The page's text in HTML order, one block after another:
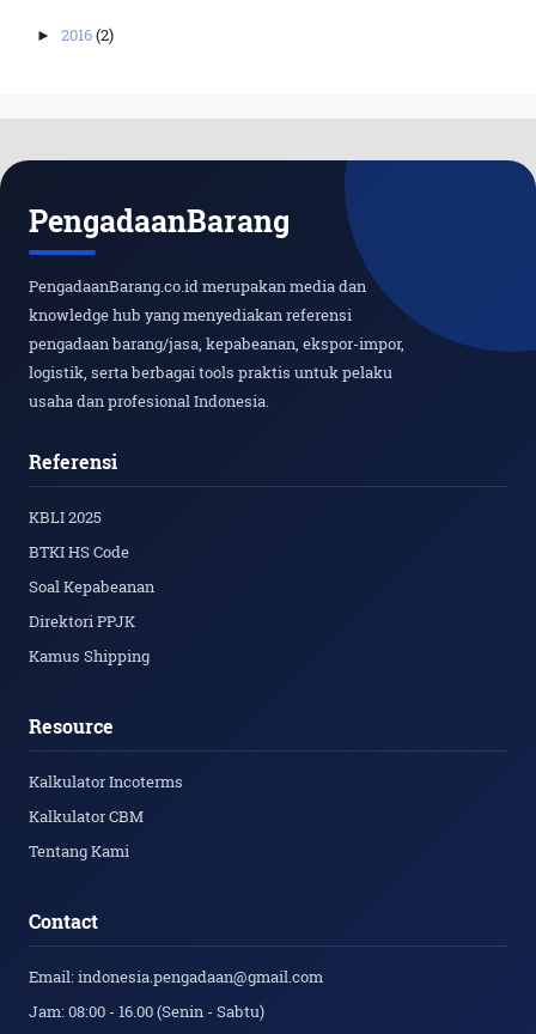
► 2016(2)
PengadaanBarang
PengadaanBarang.co.id merupakan media dan
knowledge hub yang menyediakan referensi
pengadaan barang/jasa, kepabeanan, ekspor-impor,
logistik, serta berbagai tools praktis untuk pelaku
usaha dan profesional Indonesia.
Referensi
KBLI 2025
BTKI HS Code
Soal Kepabeanan
Direktori PPJK
Kamus Shipping
Resource
Kalkulator Incoterms
Kalkulator CBM
Tentang Kami
Contact
Email: indonesia.pengadaan@gmail.com
Jam: 08:00 - 16.00 (Senin - Sabtu)